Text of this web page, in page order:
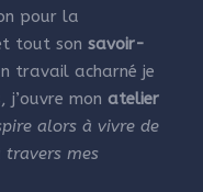
pour la
tout son savoir-
travail acharné je
j’ouvre mon atelier
alors à vivre de
mes